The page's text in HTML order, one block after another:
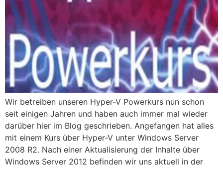
Wir betreiben unseren Hyper-V Powerkurs nun schon
seit einigen Jahren und haben auch immer mal wieder
darüber hier im Blog geschrieben. Angefangen hat alles
mit einem Kurs über Hyper-V unter Windows Server
2008 R2. Nach einer Aktualisierung der Inhalte über
Windows Server 2012 befinden wir uns aktuell in der